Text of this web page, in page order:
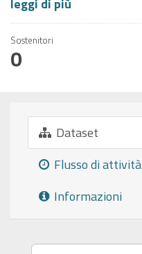
leggi di più
Sostenitori
0
Dataset
Flusso di attività
Informazioni